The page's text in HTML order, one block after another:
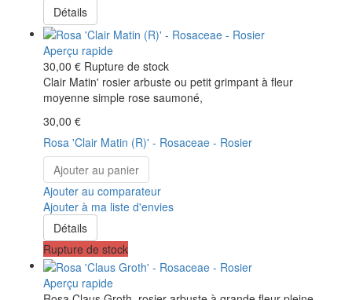
Détails
Aperçu rapide
30,00 € Rupture de stock
Clair Matin' rosier arbuste ou petit grimpant à fleur
moyenne simple rose saumoné,
30,00 €
Rosa 'Clair Matin (R)' - Rosaceae - Rosier
Ajouter au panier
Ajouter au comparateur
Ajouter à ma liste d'envies
Détails
Rupture de stock
Aperçu rapide